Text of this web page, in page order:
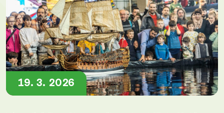
19. 3. 2026